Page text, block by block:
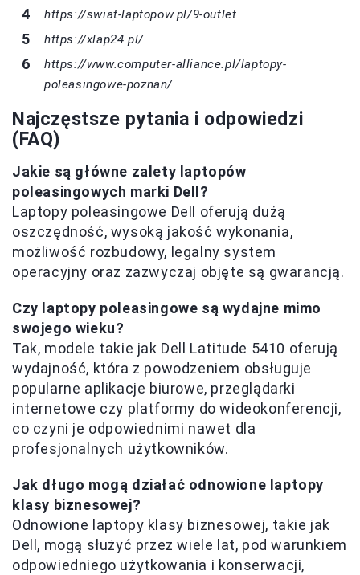
https://swiat-laptopow.pl/9-outlet
https://xlap24.pl/
https://www.computer-alliance.pl/laptopy-
poleasingowe-poznan/
Najczęstsze pytania i odpowiedzi
(FAQ)
Jakie są główne zalety laptopów
poleasingowych marki Dell?
Laptopy poleasingowe Dell oferują dużą
oszczędność, wysoką jakość wykonania,
możliwość rozbudowy, legalny system
operacyjny oraz zazwyczaj objęte są gwarancją.
Czy laptopy poleasingowe są wydajne mimo
swojego wieku?
Tak, modele takie jak Dell Latitude 5410 oferują
wydajność, która z powodzeniem obsługuje
popularne aplikacje biurowe, przeglądarki
internetowe czy platformy do wideokonferencji,
co czyni je odpowiednimi nawet dla
profesjonalnych użytkowników.
Jak długo mogą działać odnowione laptopy
klasy biznesowej?
Odnowione laptopy klasy biznesowej, takie jak
Dell, mogą służyć przez wiele lat, pod warunkiem
odpowiedniego użytkowania i konserwacji,